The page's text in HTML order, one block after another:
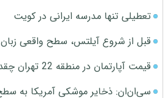
تعطیلی تنها مدرسه ایرانی در کویت
قبل از شروع آیلتس، سطح واقعی زبان
قیمت آپارتمان در منطقه 22 تهران چقدر است؟
سی‌ان‌ان: ذخایر موشکی آمریکا به